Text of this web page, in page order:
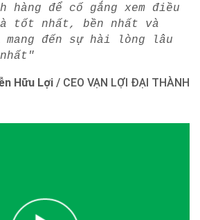
hàng để cố gắng xem điều
tốt nhất, bền nhất và
mang đến sự hài lòng lâu
Hữu Lợi / CEO VẠN LỢI ĐẠI THÀNH